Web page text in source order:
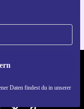
Daten findest du in unserer
NEW.